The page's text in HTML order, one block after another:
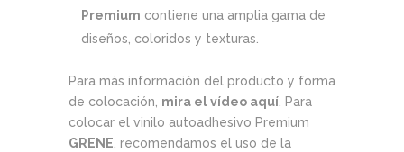
Premium contiene una amplia gama de
diseños, coloridos y texturas.
Para más información del producto y forma
de colocación, mira el vídeo aquí. Para
colocar el vinilo autoadhesivo Premium
GRENE , recomendamos el uso de la